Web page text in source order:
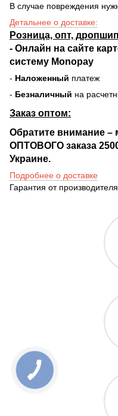
В случае повреждения
Детальнее о доставке:
Розница, опт,
- Онлайн на сайте
систему Monopay
- Наложенный платеж
- Безналичный на
Заказ оптом:
Обратите внимание
ОПТОВОГО заказа
Украине.
Подробнее о доставке
Гарантия от